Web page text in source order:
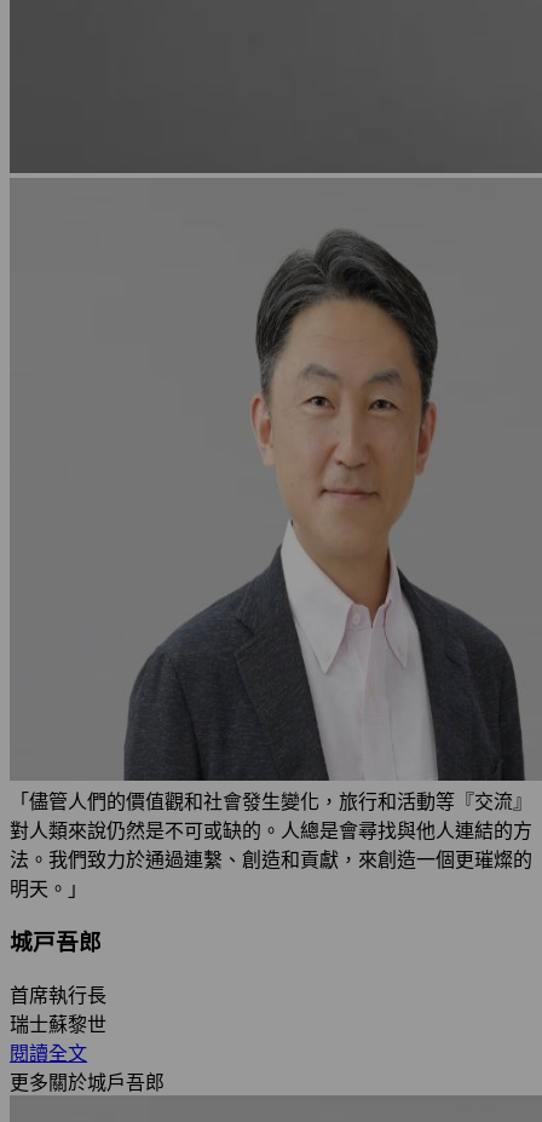
「儘管人們的價值觀和社會發生變化，旅行和活動等『交流』
對人類來說仍然是不可或缺的。人總是會尋找與他人連結的方
法。我們致力於通過連繫、創造和貢獻，來創造一個更璀燦的
明天。」
城戸吾郎
首席執行長
瑞士蘇黎世
閱讀全文
更多關於城戶吾郎